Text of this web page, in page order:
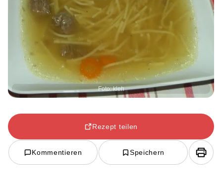
Foto: kleh
Rezept teilen
Kommentieren Speichern